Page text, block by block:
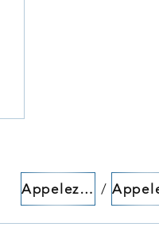
Appelez-nous! /